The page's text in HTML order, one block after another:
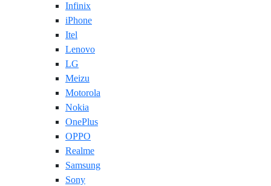
Infinix
iPhone
Itel
Lenovo
LG
Meizu
Motorola
Nokia
OnePlus
OPPO
Realme
Samsung
Sony